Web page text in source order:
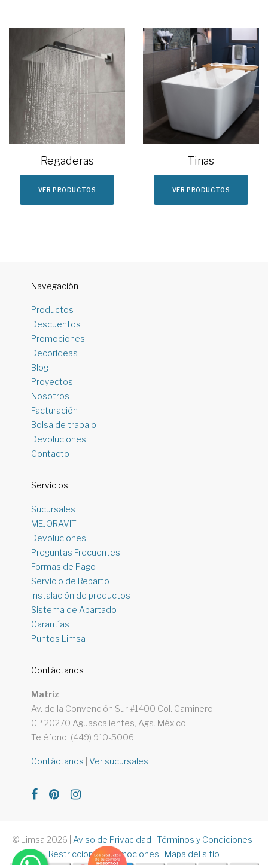
Regaderas
VER PRODUCTOS
Tinas
VER PRODUCTOS
Navegación
Productos
Descuentos
Promociones
Decorideas
Blog
Proyectos
Nosotros
Facturación
Bolsa de trabajo
Devoluciones
Contacto
Servicios
Sucursales
MEJORAVIT
Devoluciones
Preguntas Frecuentes
Formas de Pago
Servicio de Reparto
Instalación de productos
Sistema de Apartado
Garantías
Puntos Limsa
Contáctanos
Matriz
Av. de la Convención Sur #1400 Col. Caminero
CP 20270 Aguascalientes, Ags. México
Teléfono: (449) 910-5006
Contáctanos |Ver sucursales
© Limsa 2026 Aviso de Privacidad Términos y Condiciones
Restricciones Promociones
Mapa del sitio